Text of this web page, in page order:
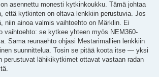
asennettu monesti kytkinkoukku. Tämä johtaa
että kytkinten on oltava lenkkiin perustuvia. Jos
niin ainoa valmis vaihtoehto on Märklin. Ei
vaihtoehto: se kytkee yhteen myös NEM360-
Sama reunaehto ohjasi Mestarimallien lenkkiin
suunnittelua. Tosin se pitää koota itse — yksi
perustuvat lähikikytkimet ottavat vastaan radan